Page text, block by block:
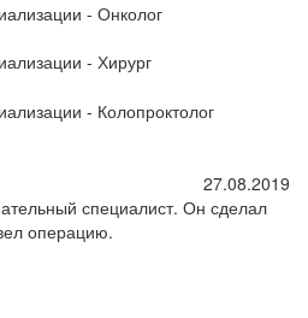
- Онколог
- Хирург
- Колопроктолог
27.08.2019
специалист. Он сделал
операцию.